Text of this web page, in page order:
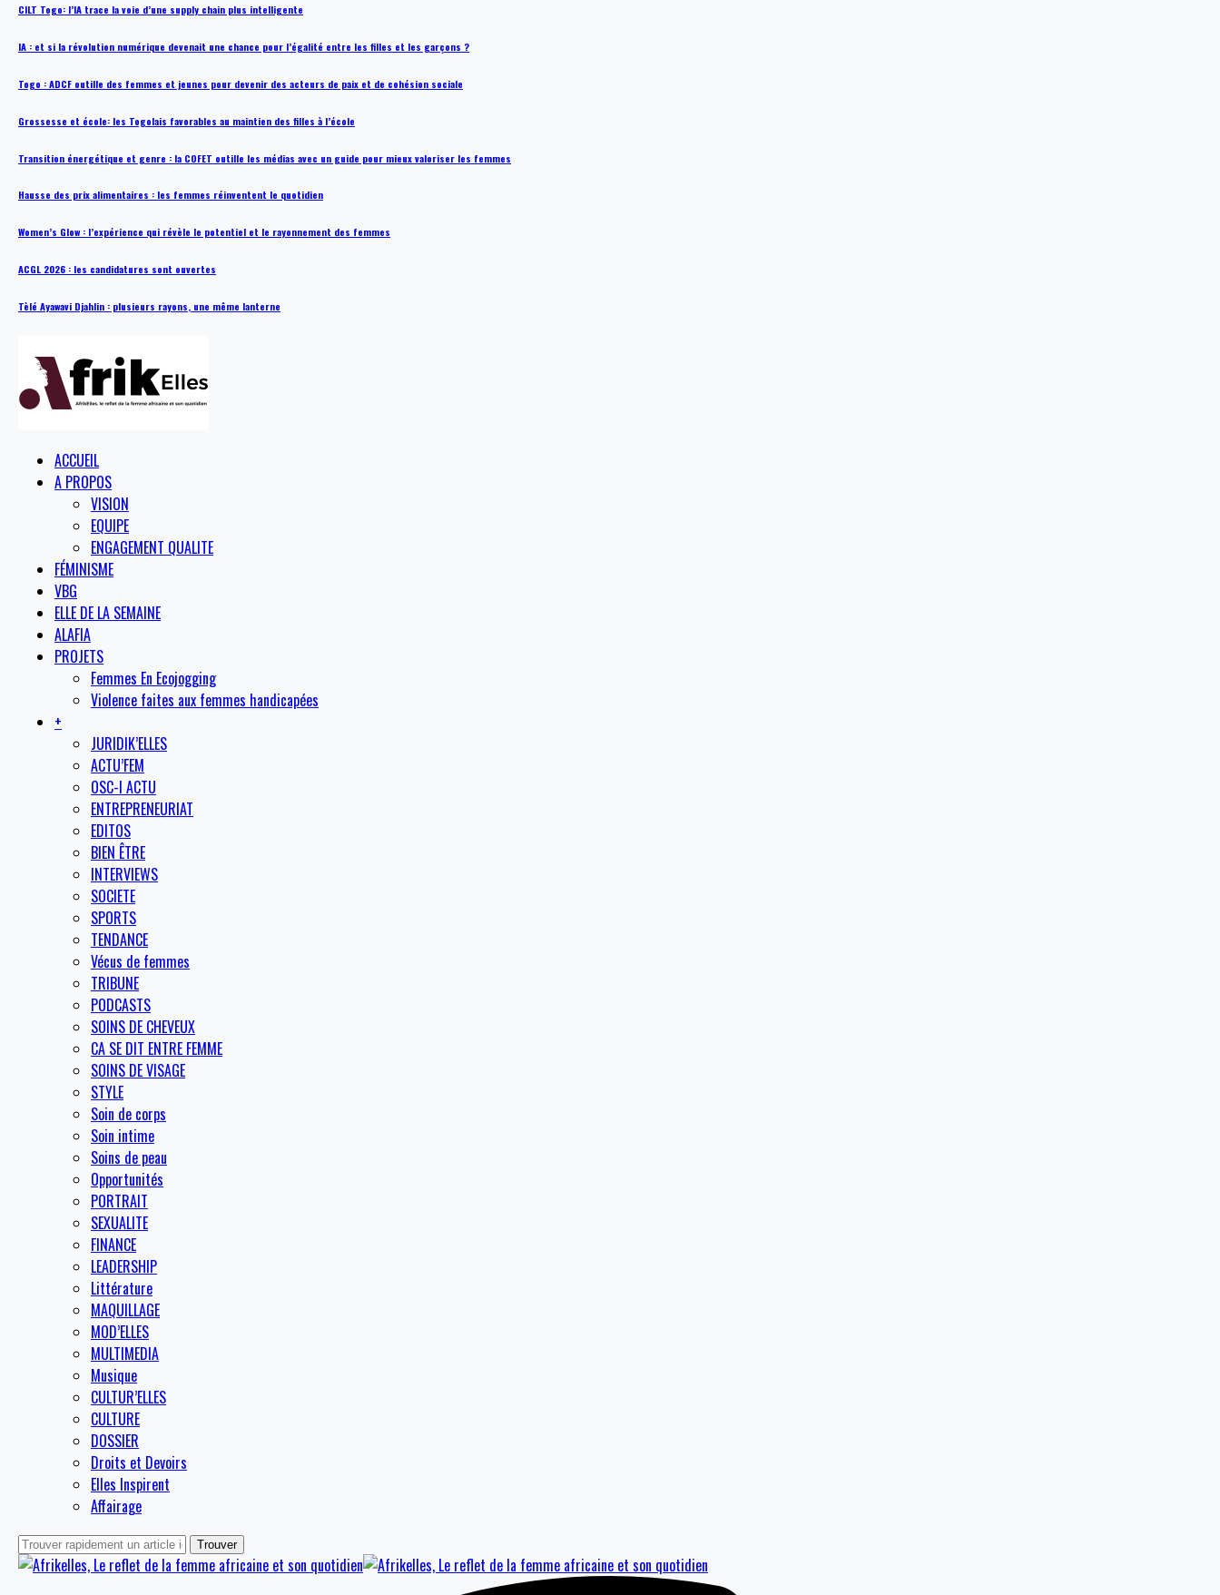
CILT Togo: l’IA trace la voie d’une supply chain plus intelligente
IA : et si la révolution numérique devenait une chance pour l’égalité entre les filles et les garçons ?
Togo : ADCF outille des femmes et jeunes pour devenir des acteurs de paix et de cohésion sociale
Grossesse et école: les Togolais favorables au maintien des filles à l’école
Transition énergétique et genre : la COFET outille les médias avec un guide pour mieux valoriser les femmes
Hausse des prix alimentaires : les femmes réinventent le quotidien
Women’s Glow : l’expérience qui révèle le potentiel et le rayonnement des femmes
ACGL 2026 : les candidatures sont ouvertes
Tèlé Ayawavi Djahlin : plusieurs rayons, une même lanterne
ACCUEIL
A PROPOS
VISION
EQUIPE
ENGAGEMENT QUALITE
FÉMINISME
VBG
ELLE DE LA SEMAINE
ALAFIA
PROJETS
Femmes En Ecojogging
Violence faites aux femmes handicapées
+
JURIDIK’ELLES
ACTU’FEM
OSC-I ACTU
ENTREPRENEURIAT
EDITOS
BIEN ÊTRE
INTERVIEWS
SOCIETE
SPORTS
TENDANCE
Vécus de femmes
TRIBUNE
PODCASTS
SOINS DE CHEVEUX
CA SE DIT ENTRE FEMME
SOINS DE VISAGE
STYLE
Soin de corps
Soin intime
Soins de peau
Opportunités
PORTRAIT
SEXUALITE
FINANCE
LEADERSHIP
Littérature
MAQUILLAGE
MOD’ELLES
MULTIMEDIA
Musique
CULTUR’ELLES
CULTURE
DOSSIER
Droits et Devoirs
Elles Inspirent
Affairage